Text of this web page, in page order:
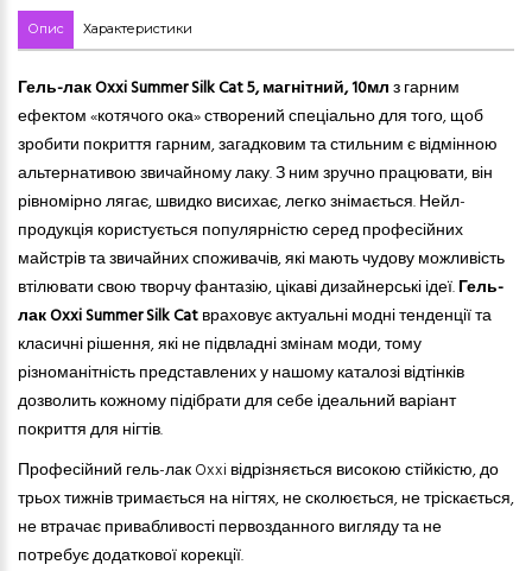
Опис Характеристики
Гель-лак Oxxi Summer Silk Cat 5, магнітний, 10млз гарним
ефектом «котячого ока» створений спеціально для того, щоб
зробити покриття гарним, загадковим та стильним є відмінною
альтернативою звичайному лаку. З ним зручно працювати, він
рівномірно лягає, швидко висихає, легко знімається. Нейл-
продукція користується популярністю серед професійних
майстрівтазвичайних споживачів, які мають чудову можливість
втілювати свою творчу фантазію, цікаві дизайнерські ідеї.Гель-
лак OxxiSummer Silk Catвраховує актуальні модні тенденції та
класичні рішення, які не підвладні змінам моди, тому
різноманітність представлених у нашому каталозі відтінків
дозволить кожному підібрати для себе ідеальний варіант
покриття для нігтів.
Професійний гель-лак Oxxi відрізняється високою стійкістю, до
трьох тижнів тримається на нігтях, не сколюється, не тріскається,
не втрачає привабливості первозданного вигляду та не
потребує додаткової корекції.